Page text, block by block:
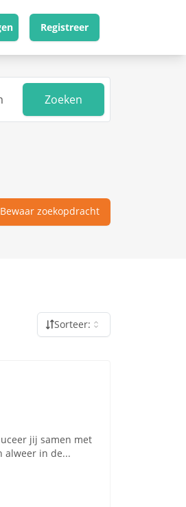
Registreer
Zoeken
Bewaar zoekopdracht
Sorteer:
jij samen met
alweer in de...